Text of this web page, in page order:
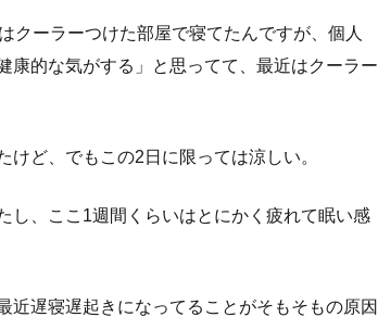
クーラーつけた部屋で寝てたんですが、個人
康的な気がする」と思ってて、最近はクーラー
ど、でもこの2日に限っては涼しい。
し、ここ1週間くらいはとにかく疲れて眠い感
近遅寝遅起きになってることがそもそもの原因